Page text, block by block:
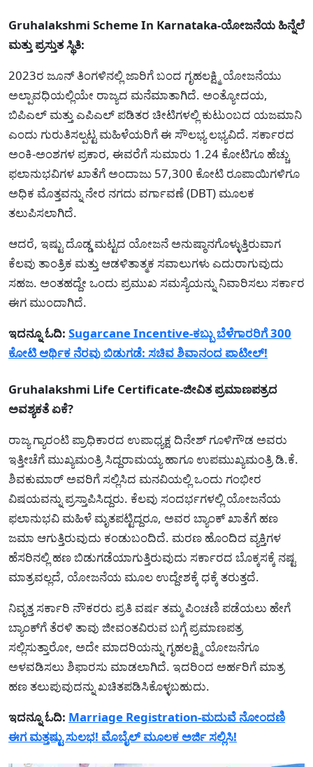
Gruhalakshmi Scheme In Karnataka-ಯೋಜನೆಯ ಹಿನ್ನೆಲೆ
ಮತ್ತು ಪ್ರಸ್ತುತ ಸ್ಥಿತಿ:
2023ರ ಜೂನ್ ತಿಂಗಳಿನಲ್ಲಿ ಜಾರಿಗೆ ಬಂದ ಗೃಹಲಕ್ಷ್ಮಿ ಯೋಜನೆಯು
ಅಲ್ಪಾವಧಿಯಲ್ಲಿಯೇ ರಾಜ್ಯದ ಮನೆಮಾತಾಗಿದೆ. ಅಂತ್ಯೋದಯ,
ಬಿಪಿಎಲ್ ಮತ್ತು ಎಪಿಎಲ್ ಪಡಿತರ ಚೀಟಿಗಳಲ್ಲಿ ಕುಟುಂಬದ ಯಜಮಾನಿ
ಎಂದು ಗುರುತಿಸಲ್ಪಟ್ಟ ಮಹಿಳೆಯರಿಗೆ ಈ ಸೌಲಭ್ಯ ಲಭ್ಯವಿದೆ. ಸರ್ಕಾರದ
ಅಂಕಿ-ಅಂಶಗಳ ಪ್ರಕಾರ, ಈವರೆಗೆ ಸುಮಾರು 1.24 ಕೋಟಿಗೂ ಹೆಚ್ಚು
ಫಲಾನುಭವಿಗಳ ಖಾತೆಗೆ ಅಂದಾಜು 57,300 ಕೋಟಿ ರೂಪಾಯಿಗಳಿಗೂ
ಅಧಿಕ ಮೊತ್ತವನ್ನು ನೇರ ನಗದು ವರ್ಗಾವಣೆ (DBT) ಮೂಲಕ
ತಲುಪಿಸಲಾಗಿದೆ.
ಆದರೆ, ಇಷ್ಟು ದೊಡ್ಡ ಮಟ್ಟದ ಯೋಜನೆ ಅನುಷ್ಠಾನಗೊಳ್ಳುತ್ತಿರುವಾಗ
ಕೆಲವು ತಾಂತ್ರಿಕ ಮತ್ತು ಆಡಳಿತಾತ್ಮಕ ಸವಾಲುಗಳು ಎದುರಾಗುವುದು
ಸಹಜ. ಅಂತಹದ್ದೇ ಒಂದು ಪ್ರಮುಖ ಸಮಸ್ಯೆಯನ್ನು ನಿವಾರಿಸಲು ಸರ್ಕಾರ
ಈಗ ಮುಂದಾಗಿದೆ.
ಇದನ್ನೂ ಓದಿ: Sugarcane Incentive-ಕಬ್ಬು ಬೆಳೆಗಾರರಿಗೆ 300
ಕೋಟಿ ಆರ್ಥಿಕ ನೆರವು ಬಿಡುಗಡೆ: ಸಚಿವ ಶಿವಾನಂದ ಪಾಟೀಲ್!
Gruhalakshmi Life Certificate-ಜೀವಿತ ಪ್ರಮಾಣಪತ್ರದ
ಅವಶ್ಯಕತೆ ಏಕೆ?
ರಾಜ್ಯ ಗ್ಯಾರಂಟಿ ಪ್ರಾಧಿಕಾರದ ಉಪಾಧ್ಯಕ್ಷ ದಿನೇಶ್ ಗೂಳಿಗೌಡ ಅವರು
ಇತ್ತೀಚೆಗೆ ಮುಖ್ಯಮಂತ್ರಿ ಸಿದ್ದರಾಮಯ್ಯ ಹಾಗೂ ಉಪಮುಖ್ಯಮಂತ್ರಿ ಡಿ.ಕೆ.
ಶಿವಕುಮಾರ್ ಅವರಿಗೆ ಸಲ್ಲಿಸಿದ ಮನವಿಯಲ್ಲಿ ಒಂದು ಗಂಭೀರ
ವಿಷಯವನ್ನು ಪ್ರಸ್ತಾಪಿಸಿದ್ದರು. ಕೆಲವು ಸಂದರ್ಭಗಳಲ್ಲಿ ಯೋಜನೆಯ
ಫಲಾನುಭವಿ ಮಹಿಳೆ ಮೃತಪಟ್ಟಿದ್ದರೂ, ಅವರ ಬ್ಯಾಂಕ್ ಖಾತೆಗೆ ಹಣ
ಜಮಾ ಆಗುತ್ತಿರುವುದು ಕಂಡುಬಂದಿದೆ. ಮರಣ ಹೊಂದಿದ ವ್ಯಕ್ತಿಗಳ
ಹೆಸರಿನಲ್ಲಿ ಹಣ ಬಿಡುಗಡೆಯಾಗುತ್ತಿರುವುದು ಸರ್ಕಾರದ ಬೊಕ್ಕಸಕ್ಕೆ ನಷ್ಟ
ಮಾತ್ರವಲ್ಲದೆ, ಯೋಜನೆಯ ಮೂಲ ಉದ್ದೇಶಕ್ಕೆ ಧಕ್ಕೆ ತರುತ್ತದೆ.
ನಿವೃತ್ತ ಸರ್ಕಾರಿ ನೌಕರರು ಪ್ರತಿ ವರ್ಷ ತಮ್ಮ ಪಿಂಚಣಿ ಪಡೆಯಲು ಹೇಗೆ
ಬ್ಯಾಂಕ್‌ಗೆ ತೆರಳಿ ತಾವು ಜೀವಂತವಿರುವ ಬಗ್ಗೆ ಪ್ರಮಾಣಪತ್ರ
ಸಲ್ಲಿಸುತ್ತಾರೋ, ಅದೇ ಮಾದರಿಯನ್ನು ಗೃಹಲಕ್ಷ್ಮಿ ಯೋಜನೆಗೂ
ಅಳವಡಿಸಲು ಶಿಫಾರಸು ಮಾಡಲಾಗಿದೆ. ಇದರಿಂದ ಅರ್ಹರಿಗೆ ಮಾತ್ರ
ಹಣ ತಲುಪುವುದನ್ನು ಖಚಿತಪಡಿಸಿಕೊಳ್ಳಬಹುದು.
ಇದನ್ನೂ ಓದಿ: Marriage Registration-ಮದುವೆ ನೋಂದಣಿ
ಈಗ ಮತ್ತಷ್ಟು ಸುಲಭ! ಮೊಬೈಲ್ ಮೂಲಕ ಅರ್ಜಿ ಸಲ್ಲಿಸಿ!